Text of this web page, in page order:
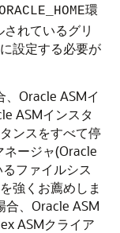
環
れているグリ
設定する必要が
Oracle ASMイ
ASMインスタ
ンスをすべて停
ネージャ(Oracle
ファイルシス
強くお薦めしま
合、Oracle ASM
ASMクライア